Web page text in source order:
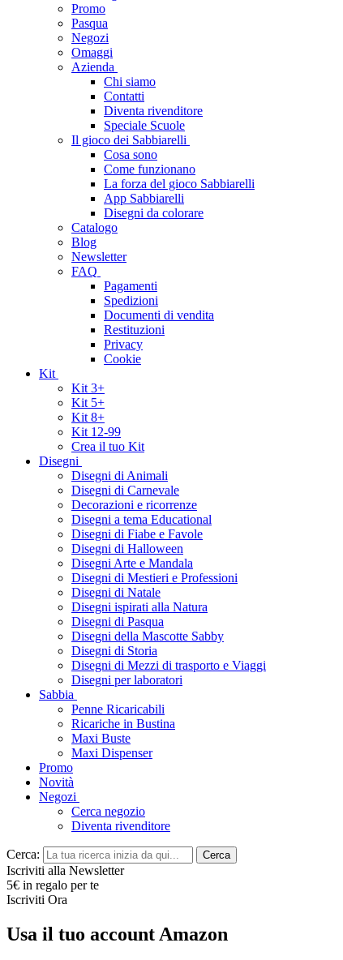
Promo
Pasqua
Negozi
Omaggi
Azienda
Chi siamo
Contatti
Diventa rivenditore
Speciale Scuole
Il gioco dei Sabbiarelli
Cosa sono
Come funzionano
La forza del gioco Sabbiarelli
App Sabbiarelli
Disegni da colorare
Catalogo
Blog
Newsletter
FAQ
Pagamenti
Spedizioni
Documenti di vendita
Restituzioni
Privacy
Cookie
Kit
Kit 3+
Kit 5+
Kit 8+
Kit 12-99
Crea il tuo Kit
Disegni
Disegni di Animali
Disegni di Carnevale
Decorazioni e ricorrenze
Disegni a tema Educational
Disegni di Fiabe e Favole
Disegni di Halloween
Disegni Arte e Mandala
Disegni di Mestieri e Professioni
Disegni di Natale
Disegni ispirati alla Natura
Disegni di Pasqua
Disegni della Mascotte Sabby
Disegni di Storia
Disegni di Mezzi di trasporto e Viaggi
Disegni per laboratori
Sabbia
Penne Ricaricabili
Ricariche in Bustina
Maxi Buste
Maxi Dispenser
Promo
Novità
Negozi
Cerca negozio
Diventa rivenditore
Cerca: Cerca
Iscriviti alla Newsletter
5€ in regalo per te
Iscriviti Ora
Usa il tuo account Amazon